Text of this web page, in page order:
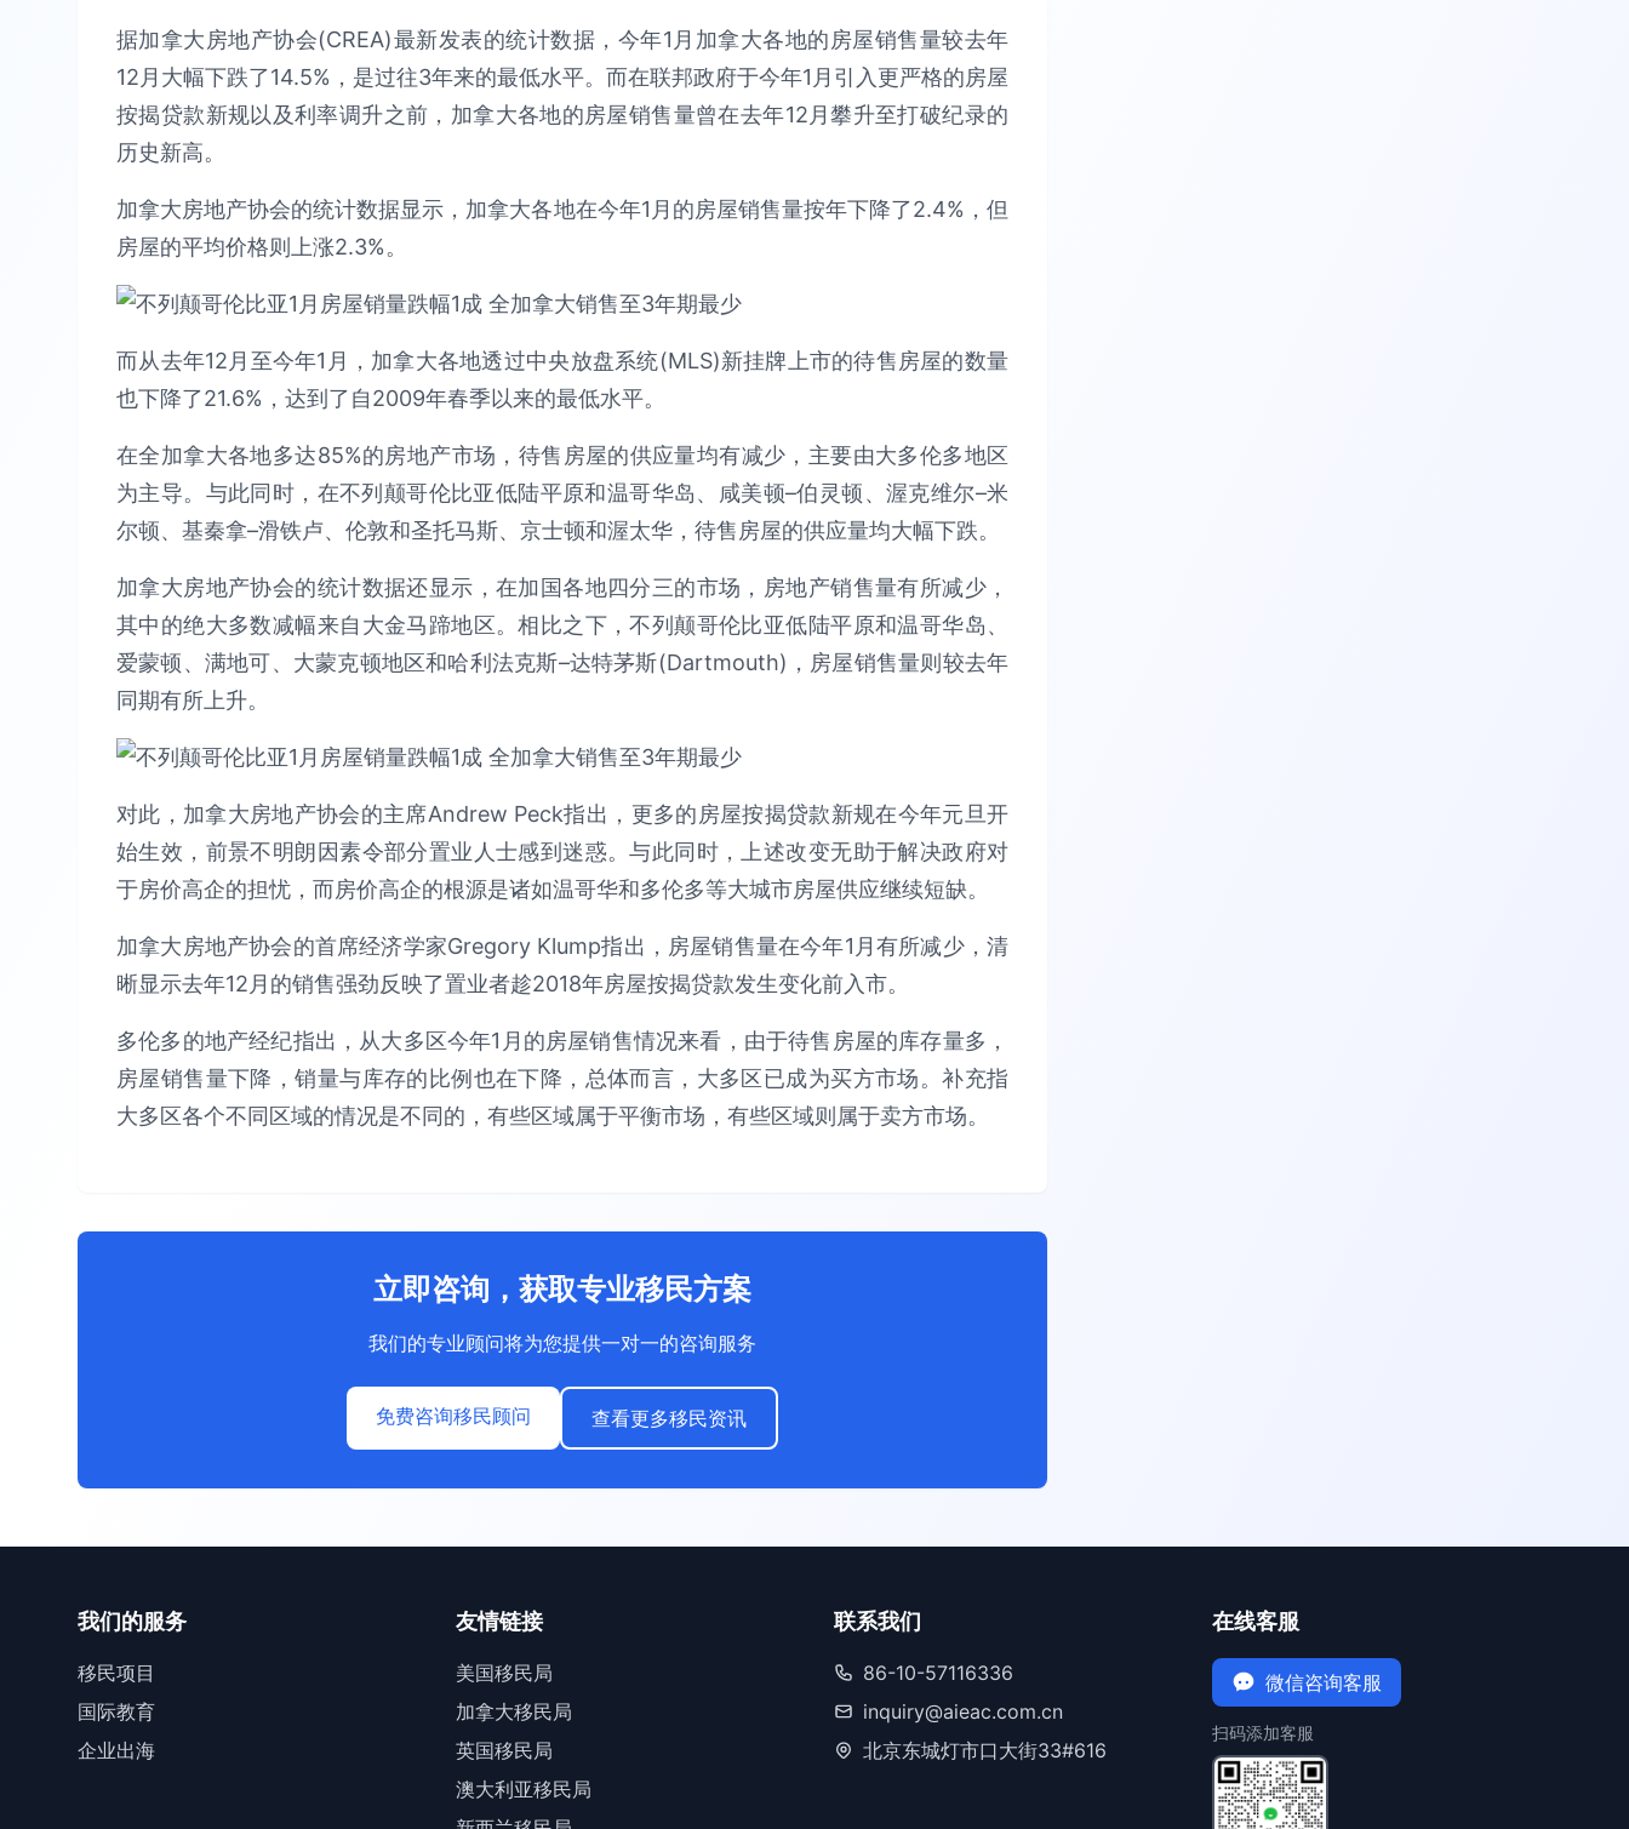
据加拿大房地产协会(CREA)最新发表的统计数据，今年1月加拿大各地的房屋销售量较去年
12月大幅下跌了14.5%，是过往3年来的最低水平。而在联邦政府于今年1月引入更严格的房屋
按揭贷款新规以及利率调升之前，加拿大各地的房屋销售量曾在去年12月攀升至打破纪录的
历史新高。
加拿大房地产协会的统计数据显示，加拿大各地在今年1月的房屋销售量按年下降了2.4%，但
房屋的平均价格则上涨2.3%。
而从去年12月至今年1月，加拿大各地透过中央放盘系统(MLS)新挂牌上市的待售房屋的数量
也下降了21.6%，达到了自2009年春季以来的最低水平。
在全加拿大各地多达85%的房地产市场，待售房屋的供应量均有减少，主要由大多伦多地区
为主导。与此同时，在不列颠哥伦比亚低陆平原和温哥华岛、咸美顿–伯灵顿、渥克维尔–米
尔顿、基秦拿–滑铁卢、伦敦和圣托马斯、京士顿和渥太华，待售房屋的供应量均大幅下跌。
加拿大房地产协会的统计数据还显示，在加国各地四分三的市场，房地产销售量有所减少，
其中的绝大多数减幅来自大金马蹄地区。相比之下，不列颠哥伦比亚低陆平原和温哥华岛、
爱蒙顿、满地可、大蒙克顿地区和哈利法克斯–达特茅斯(Dartmouth)，房屋销售量则较去年
同期有所上升。
对此，加拿大房地产协会的主席Andrew Peck指出，更多的房屋按揭贷款新规在今年元旦开
始生效，前景不明朗因素令部分置业人士感到迷惑。与此同时，上述改变无助于解决政府对
于房价高企的担忧，而房价高企的根源是诸如温哥华和多伦多等大城市房屋供应继续短缺。
加拿大房地产协会的首席经济学家Gregory Klump指出，房屋销售量在今年1月有所减少，清
晰显示去年12月的销售强劲反映了置业者趁2018年房屋按揭贷款发生变化前入市。
多伦多的地产经纪指出，从大多区今年1月的房屋销售情况来看，由于待售房屋的库存量多，
房屋销售量下降，销量与库存的比例也在下降，总体而言，大多区已成为买方市场。补充指
大多区各个不同区域的情况是不同的，有些区域属于平衡市场，有些区域则属于卖方市场。
立即咨询，获取专业移民方案
我们的专业顾问将为您提供一对一的咨询服务
免费咨询移民顾问 查看更多移民资讯
我们的服务
移民项目
国际教育
企业出海
友情链接
美国移民局
加拿大移民局
英国移民局
澳大利亚移民局
联系我们
86-10-57116336
inquiry@aieac.com.cn
北京东城灯市口大街33#616
在线客服
微信咨询客服
扫码添加客服